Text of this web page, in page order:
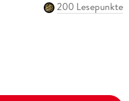
200 Lesepunkte